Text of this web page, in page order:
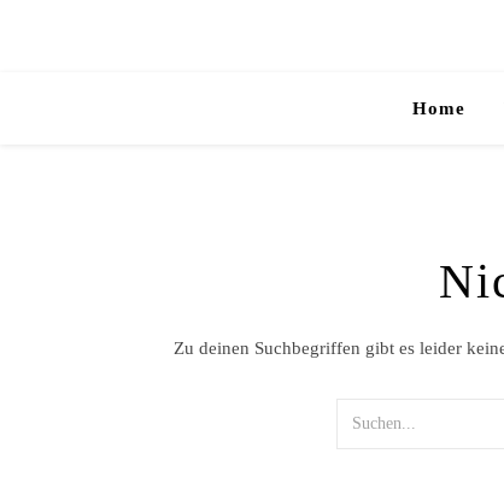
Home
Zu deinen Suchbegriffen gibt es leider